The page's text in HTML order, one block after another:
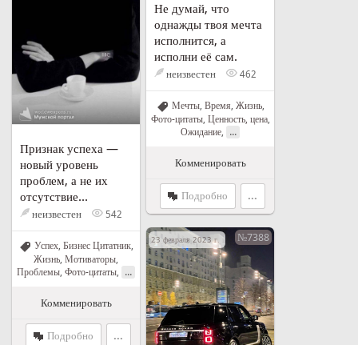
Не думай, что
однажды твоя мечта
исполнится, а
исполни её сам.
неизвестен 462
Мечты, Время Жизнь,
Фото-цитаты, Ценность, цена,
Ожидание
...
Комменировать
Подробно ...
Признак успеха —
новый уровень
проблем, а не их
отсутствие...
неизвестен 542
Успех, Бизнес Цитатник,
Жизнь Мотиваторы
Проблемы Фото-цитаты ...
Комменировать
Подробно ...
23 февраля 2023 г. в 10:30№7388